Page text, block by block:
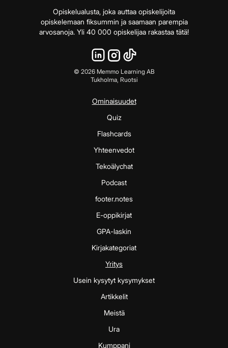
Opiskelualusta, joka auttaa opiskelijoita
opiskelemaan fiksummin ja saamaan parempia
arvosanoja. Yli 40 000 opiskelijaa rakastaa tätä!
© 2026Memmo Learning AB
Tukholma, Ruotsi
Ominaisuudet
Quiz
Flashcards
Yhteenvedot
Tekoälychat
Podcast
footer.notes
E-oppikirjat
GPA-laskin
Kirjakategoriat
Yritys
Usein kysytyt kysymykset
Artikkelit
Meistä
Ura
Kumppani